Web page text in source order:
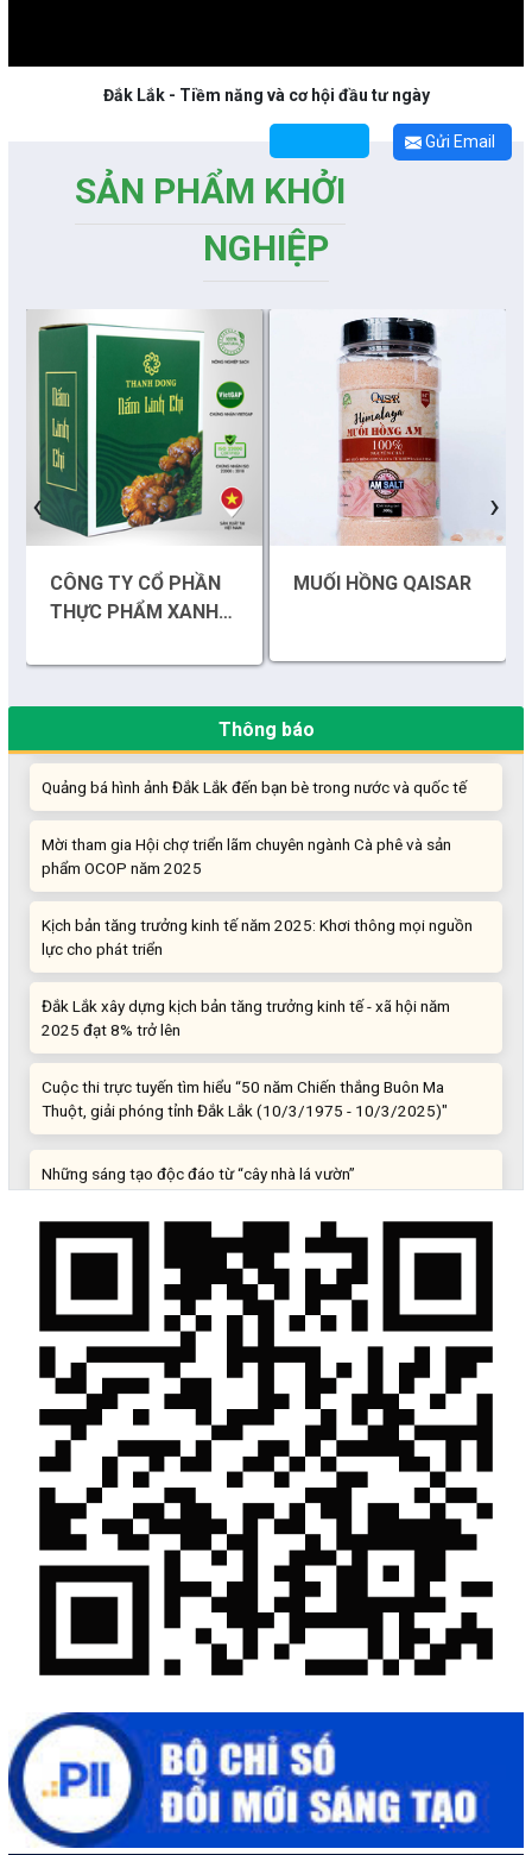
Đắk Lắk - Tiềm năng và cơ hội đầu tư ngày
Gửi Email
SẢN PHẨM KHỞI
NGHIỆP
CÔNG TY CỔ PHẦN
THỰC PHẨM XANH
MUỐI HỒNG QAISAR
‹ ›
Thông báo
Những sáng tạo độc đáo từ “cây nhà lá vườn”
Gam màu sáng trong bức tranh khởi nghiệp đổi mới sáng tạo
Khi khoa học - công nghệ chưa có sự đột phá
“Đi tắt, đón đầu” các công nghệ mới, công nghệ tương lai
Quảng bá hình ảnh Đắk Lắk đến bạn bè trong nước và quốc tế
Mời tham gia Hội chợ triển lãm chuyên ngành Cà phê và sản
phẩm OCOP năm 2025
Kịch bản tăng trưởng kinh tế năm 2025: Khơi thông mọi nguồn
lực cho phát triển
Đắk Lắk xây dựng kịch bản tăng trưởng kinh tế - xã hội năm
2025 đạt 8% trở lên
Cuộc thi trực tuyến tìm hiểu “50 năm Chiến thắng Buôn Ma
Thuột, giải phóng tỉnh Đắk Lắk (10/3/1975 - 10/3/2025)"
Những sáng tạo độc đáo từ “cây nhà lá vườn”
Khi khoa học - công nghệ chưa có sự đột phá
“Đi tắt, đón đầu” các công nghệ mới, công nghệ tương lai
Quảng bá hình ảnh Đắk Lắk đến bạn bè trong nước và quốc tế
phẩm OCOP năm 2025
lực cho phát triển
Đắk Lắk xây dựng kịch bản tăng trưởng kinh tế - xã hội năm
2025 đạt 8% trở lên
Cuộc thi trực tuyến tìm hiểu “50 năm Chiến thắng Buôn Ma
Thuột, giải phóng tỉnh Đắk Lắk (10/3/1975 - 10/3/2025)"